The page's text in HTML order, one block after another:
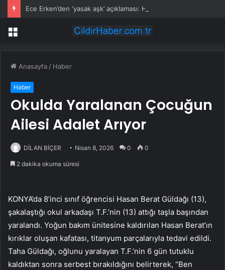
Menü
Anasayfa / Haber
Haber
Okulda Yaralanan Çocuğun
Ailesi Adalet Arıyor
DİLAN BİÇER Nisan 8, 2026 0 0
2 dakika okuma süresi
KONYA’da 8’inci sınıf öğrencisi Hasan Berat Güldağı (13),
şakalaştığı okul arkadaşı T.F.’nin (13) attığı taşla başından
yaralandı. Yoğun bakım ünitesine kaldırılan Hasan Berat’ın
kırıklar oluşan kafatası, titanyum parçalarıyla tedavi edildi.
Taha Güldağı, oğlunu yaralayan T.F.’nin 6 gün tutuklu
kaldıktan sonra serbest bırakıldığını belirterek, “Ben